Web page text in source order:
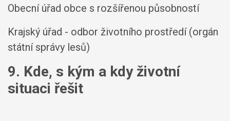
Obecní úřad obce s rozšířenou působností
Krajský úřad - odbor životního prostředí (orgán
státní správy lesů)
9. Kde, s kým a kdy životní
situaci řešit